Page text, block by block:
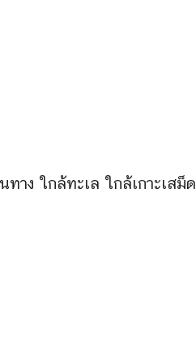
าง ใกล้ทะเล ใกล้เกาะเสม็ด